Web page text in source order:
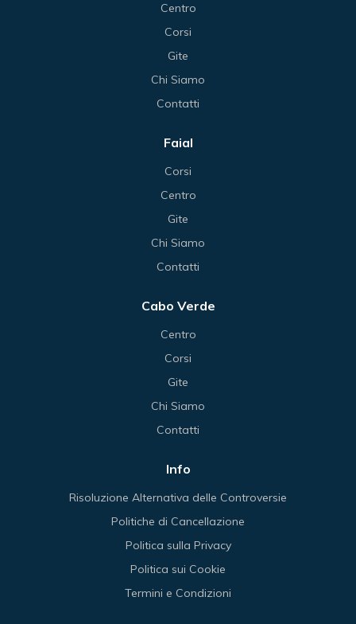
Centro
Corsi
Gite
Chi Siamo
Contatti
Faial
Corsi
Centro
Gite
Chi Siamo
Contatti
Cabo Verde
Centro
Corsi
Gite
Chi Siamo
Contatti
Info
Risoluzione Alternativa delle Controversie
Politiche di Cancellazione
Politica sulla Privacy
Politica sui Cookie
Termini e Condizioni